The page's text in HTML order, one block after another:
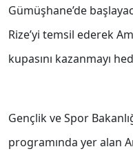
Gümüşhane’de
Rize’yi temsil ederek
kupasını kazanmayı
Gençlik ve Spor
programında yer alan